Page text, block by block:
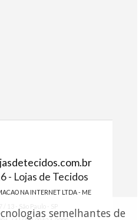
- Lojas de Tecidos
NA INTERNET LTDA - ME
semelhantes de